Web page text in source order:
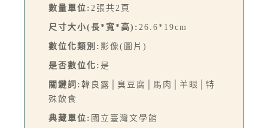
數量單位: 2張共2頁
尺寸大小(長*寬*高): 26.6*19cm
數位化類別: 影像(圖片)
是否數位化: 是
關鍵詞: 韓良露│臭豆腐│馬肉│羊眼│特
殊飲食
典藏單位: 國立臺灣文學館